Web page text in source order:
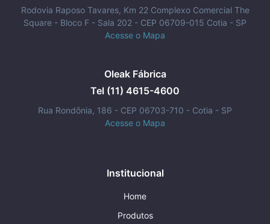
Rodovia Raposo Tavares, Km 22 Complexo Comercial The
Square - Bloco F - Sala 202 - CEP 06709-015 Cotia - SP
Acesse o Mapa
Oleak Fábrica
Tel (11) 4615-4600
Rua Rondônia, 186 - CEP 06703-710 - Cotia - SP
Acesse o Mapa
Institucional
Home
Produtos